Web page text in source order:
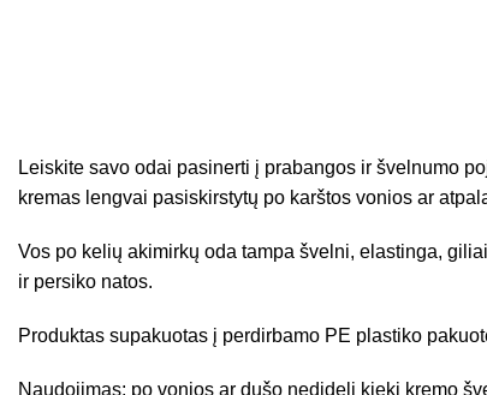
Leiskite savo odai pasinerti į prabangos ir švelnumo
kremas lengvai pasiskirstytų po karštos vonios ar
Vos po kelių akimirkų oda tampa švelni, elastinga,
ir persiko natos.
Produktas supakuotas į perdirbamo PE plastiko
Naudojimas: po vonios ar dušo nedidelį kiekį kremo